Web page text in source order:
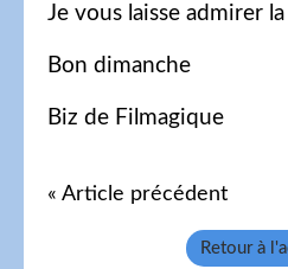
Je vous laisse admirer
Bon dimanche
Biz de Filmagique
« Article précédent
Retour à